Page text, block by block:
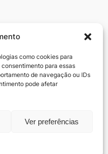
como cookies para
para essas
de navegação ou IDs
pode afetar
Ver preferências
sociais